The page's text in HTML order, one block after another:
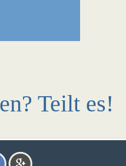
Teilt es!